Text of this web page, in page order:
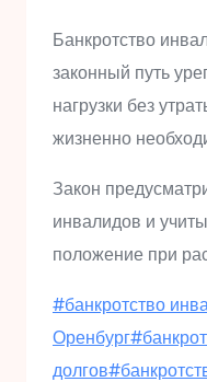
Банкротство
законный путь
нагрузки без
жизненно
Закон
инвалидов и
положение при
Метки
записи:
#банкротство
Оренбург#
долгов#